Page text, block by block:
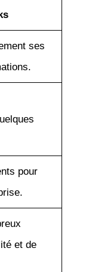
ses
pour
et de